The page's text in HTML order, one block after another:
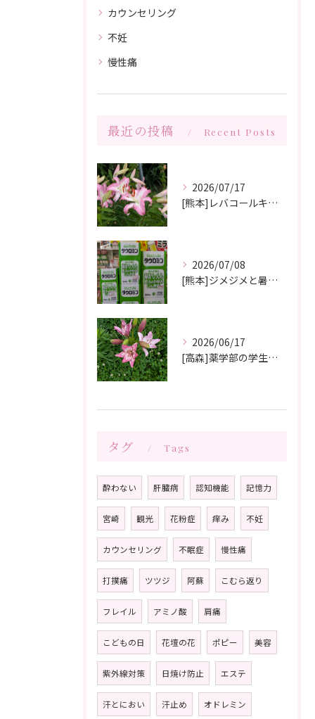
カウンセリング
不妊
慢性痛
最近の投稿 Recent Posts
2026/07/17
[熊本]レバコールキャンペーン＆ガチャガチャ抽選会やっています‼️
2026/07/08
[熊本]ジメジメと暑い夏痒くてたまらない、皮膚炎が治らない、蕁麻疹が出やすくて悩んでいる方いませんか⁉️タウロミン錠でいつの間にか治ってしまったと大好評です💞
2026/06/17
[高森]薬学部の学生さんが薬局製剤の実習にきてくれました✨桂枝茯苓丸つくり楽しかった!と帰って行きました☺️
タグ Tags
酔わない 肝臓病 認知機能 記憶力
宮崎 観光 花粉症 痒み 不妊
カウンセリング 不眠症 慢性痛
打撲痛 ツツジ 阿蘇 こむら返り
フレイル アミノ酸 肩痛
こどもの日 花壇の花 ポピー 美容
紫外線対策 日焼け防止 エステ
汗とにおい 汗止め オドレミン